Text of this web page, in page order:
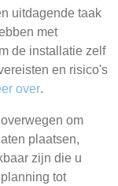
uitdagende taak
met
de installatie zelf
en risico's
over.
om
plaatsen,
zijn die u
tot